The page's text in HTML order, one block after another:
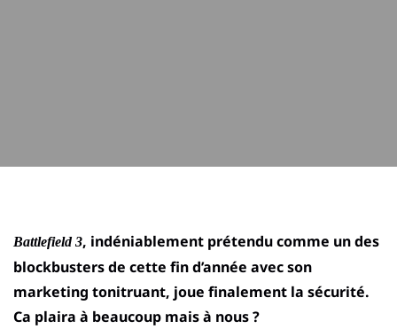
Battlefield 3, indéniablement prétendu comme un des
blockbusters de cette fin d’année avec son
marketing tonitruant, joue finalement la sécurité.
Ca plaira à beaucoup mais à nous ?